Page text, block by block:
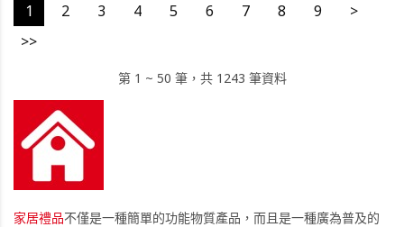
1 2 3 4 5 6 7 8 9
>
>>
第 1 ~ 50 筆，共 1243 筆資料
家居禮品不僅是一種簡單的功能物質產品，而且是一種廣為普及的